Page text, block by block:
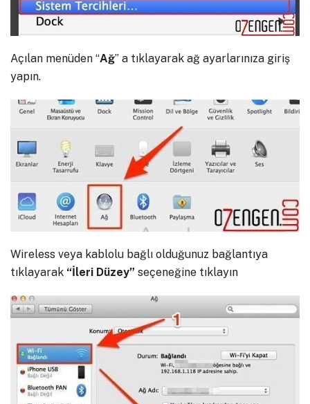
Açılan menüden “Ağ” a tıklayarak ağ ayarlarınıza giriş
yapın.
Wireless veya kablolu bağlı olduğunuz bağlantıya
tıklayarak “İleri Düzey” seçeneğine tıklayın